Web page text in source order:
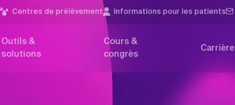
Centres de prélèvement Infor­mations pour les patients
Outils &
solutions
Cours &
congrès
Carrière